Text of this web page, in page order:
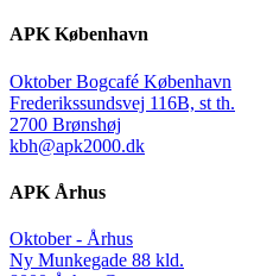
APK København
Oktober Bogcafé København
Frederikssundsvej 116B, st th.
2700 Brønshøj
kbh@apk2000.dk
APK Århus
Oktober - Århus
Ny Munkegade 88 kld.